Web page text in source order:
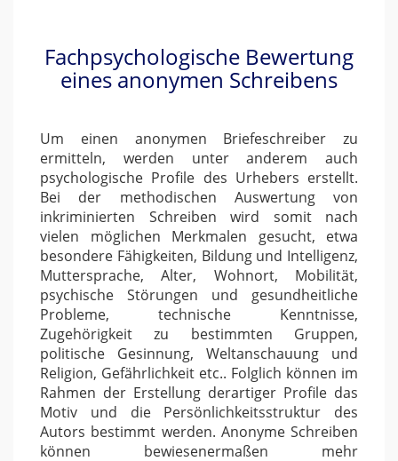
Fachpsychologische Bewertung
eines anonymen Schreibens
Um einen anonymen Briefeschreiber zu
ermitteln, werden unter anderem auch
psychologische Profile des Urhebers erstellt.
Bei der methodischen Auswertung von
inkriminierten Schreiben wird somit nach
vielen möglichen Merkmalen gesucht, etwa
besondere Fähigkeiten, Bildung und Intelligenz,
Muttersprache, Alter, Wohnort, Mobilität,
psychische Störungen und gesundheitliche
Probleme, technische Kenntnisse,
Zugehörigkeit zu bestimmten Gruppen,
politische Gesinnung, Weltanschauung und
Religion, Gefährlichkeit etc.. Folglich können im
Rahmen der Erstellung derartiger Profile das
Motiv und die Persönlichkeitsstruktur des
Autors bestimmt werden. Anonyme Schreiben
können bewiesenermaßen mehr